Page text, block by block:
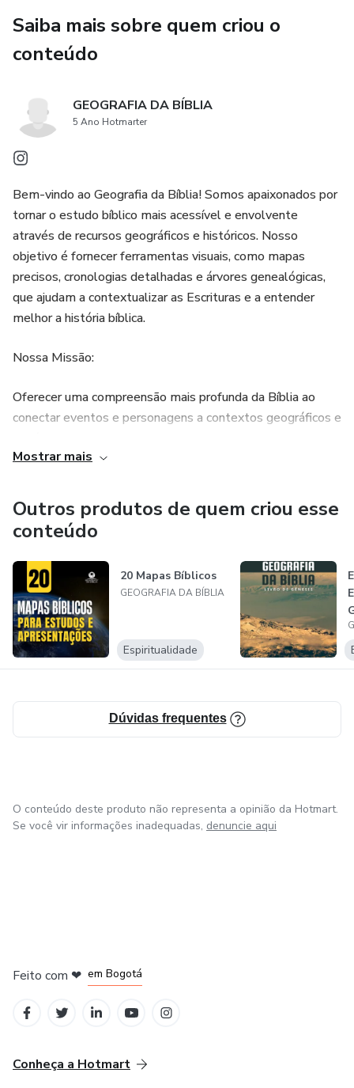
✔ Cronologias Bíblicas
– Eventos organizados em linha do tempo, da Criação à
✔ Genealogias Bíblicas
– Das origens da humanidade até a genealogia de Jesus
São mais de 100 Artes Bíblicas em um único PDF.
✔ Gráficos Temáticos Teológicos
– Estrutura da Bíblia, períodos históricos, profetas,
evangelhos, cartas e Apocalipse
Saiba mais sobre quem criou o
conteúdo
GEOGRAFIA DA BÍBLIA
5 Ano Hotmarter
Bem-vindo ao Geografia da Bíblia! Somos apaixonados por
tornar o estudo bíblico mais acessível e envolvente
através de recursos geográficos e históricos. Nosso
objetivo é fornecer ferramentas visuais, como mapas
precisos, cronologias detalhadas e árvores genealógicas,
que ajudam a contextualizar as Escrituras e a entender
melhor a história bíblica.
Nossa Missão:
Oferecer uma compreensão mais profunda da Bíblia ao
conectar eventos e personagens a contextos geográficos e
experiência visual e educativa.
Nossa Equipe:
Somos uma família estudiosa e entusiastas da Bíblia
dedicados à criação de materiais de alta qualidade. Nossa
time combina expertise em geografia, teologia, história e
design para apresentar informações de maneira clara e
envolvente.
Junte-se a nós na exploração da Bíblia Sagrada, onde a
história ganha vida através de recursos visuais e
informativos.
Mostrar mais
Outros produtos de quem criou esse
conteúdo
20 Mapas Bíblicos
GEOGRAFIA DA BÍBLIA
Espiritualidade
Dúvidas frequentes
O conteúdo deste produto não representa a opinião da Hotmart.
Se você vir informações inadequadas, denuncie aqui
Feito com ❤ em Bogotá
Conheça a Hotmart